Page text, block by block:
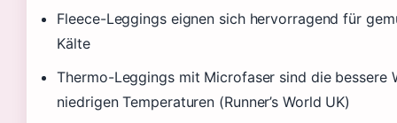
Fleece-Leggings eignen sich hervorragend für
Kälte
Thermo-Leggings mit Microfaser sind die
niedrigen Temperaturen (Runner’s World UK)